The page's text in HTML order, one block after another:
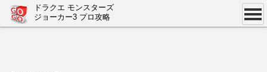
ドラクエ モンスターズ
ジョーカー3 プロ攻略